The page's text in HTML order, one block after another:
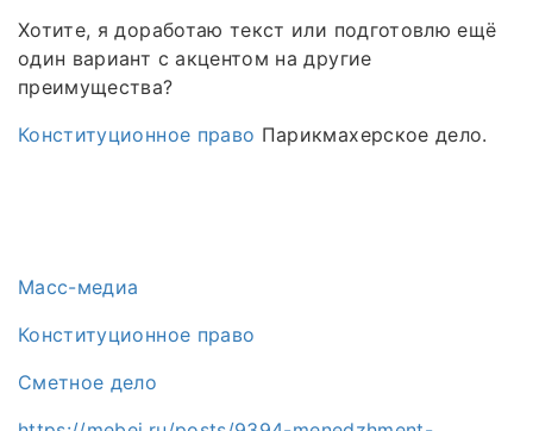
Хотите, я доработаю текст или подготовлю ещё
один вариант с акцентом на другие
преимущества?
Конституционное право Парикмахерское дело.
Масс-медиа
Конституционное право
Сметное дело